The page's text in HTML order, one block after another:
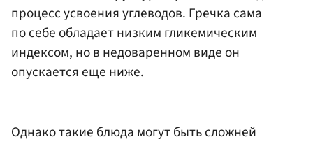
процесс усвоения углеводов. Гречка сама
по себе обладает низким гликемическим
индексом, но в недоваренном виде он
опускается еще ниже.
Однако такие блюда могут быть сложней